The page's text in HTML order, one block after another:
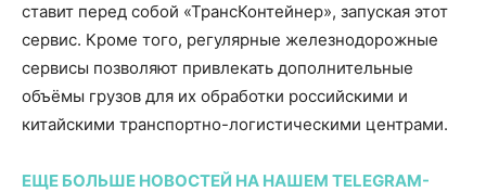
ставит перед собой «ТрансКонтейнер», запуская этот
сервис. Кроме того, регулярные железнодорожные
сервисы позволяют привлекать дополнительные
объёмы грузов для их обработки российскими и
китайскими транспортно-логистическими центрами.
ЕЩЕ БОЛЬШЕ НОВОСТЕЙ НА НАШЕМ TELEGRAM-